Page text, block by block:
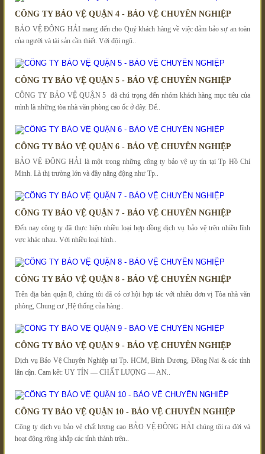
CÔNG TY BẢO VỆ QUẬN 4 - BẢO VỆ CHUYÊN NGHIỆP
BẢO VỆ ĐÔNG HẢI mang đến cho Quý khách hàng về việc đảm bảo sự an toàn
của người và tài sản cần thiết. Với đội ngũ..
CÔNG TY BẢO VỆ QUẬN 5 - BẢO VỆ CHUYÊN NGHIỆP
CÔNG TY BẢO VỆ QUẬN 5 đã chú trọng đến nhóm khách hàng mục tiêu của
mình là những tòa nhà văn phòng cao ốc ở đây. Để..
CÔNG TY BẢO VỆ QUẬN 6 - BẢO VỆ CHUYÊN NGHIỆP
BẢO VỆ ĐÔNG HẢI là một trong những công ty bảo vệ uy tín tại Tp Hồ Chí
Minh. Là thị trường lớn và đầy năng động như Tp..
CÔNG TY BẢO VỆ QUẬN 7 - BẢO VỆ CHUYÊN NGHIỆP
Đến nay công ty đã thực hiện nhiều loại hợp đồng dịch vụ bảo vệ trên nhiều lĩnh
vực khác nhau. Với nhiều loại hình..
CÔNG TY BẢO VỆ QUẬN 8 - BẢO VỆ CHUYÊN NGHIỆP
Trên địa bàn quận 8, chúng tôi đã có cơ hội hợp tác với nhiều đơn vị Tòa nhà văn
phòng, Chung cư ,Hệ thống của hàng..
CÔNG TY BẢO VỆ QUẬN 9 - BẢO VỆ CHUYÊN NGHIỆP
Dịch vụ Bảo Vệ Chuyên Nghiệp tại Tp. HCM, Bình Dương, Đồng Nai & các tỉnh
lân cận. Cam kết: UY TÍN ― CHẤT LƯỢNG ― AN..
CÔNG TY BẢO VỆ QUẬN 10 - BẢO VỆ CHUYÊN NGHIỆP
Công ty dịch vụ bảo vệ chất lượng cao BẢO VỆ ĐÔNG HẢI chúng tôi ra đời và
hoạt động rộng khắp các tỉnh thành trên..